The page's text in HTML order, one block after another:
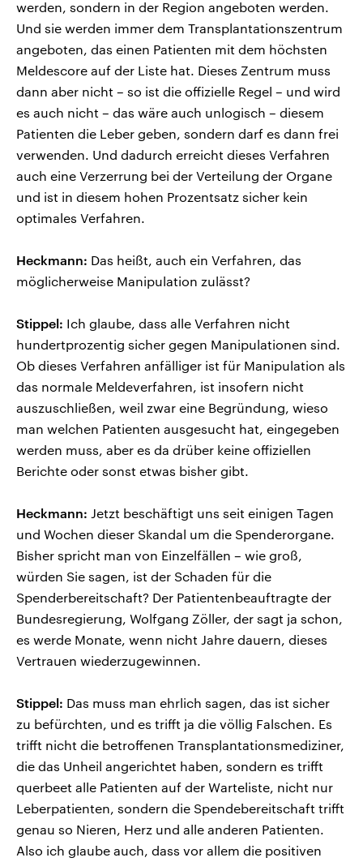
werden, sondern in der Region angeboten werden.
Und sie werden immer dem Transplantationszentrum
angeboten, das einen Patienten mit dem höchsten
Meldescore auf der Liste hat. Dieses Zentrum muss
dann aber nicht – so ist die offizielle Regel – und wird
es auch nicht – das wäre auch unlogisch – diesem
Patienten die Leber geben, sondern darf es dann frei
verwenden. Und dadurch erreicht dieses Verfahren
auch eine Verzerrung bei der Verteilung der Organe
und ist in diesem hohen Prozentsatz sicher kein
optimales Verfahren.
Heckmann: Das heißt, auch ein Verfahren, das
möglicherweise Manipulation zulässt?
Stippel: Ich glaube, dass alle Verfahren nicht
hundertprozentig sicher gegen Manipulationen sind.
Ob dieses Verfahren anfälliger ist für Manipulation als
das normale Meldeverfahren, ist insofern nicht
auszuschließen, weil zwar eine Begründung, wieso
man welchen Patienten ausgesucht hat, eingegeben
werden muss, aber es da drüber keine offiziellen
Berichte oder sonst etwas bisher gibt.
Heckmann: Jetzt beschäftigt uns seit einigen Tagen
und Wochen dieser Skandal um die Spenderorgane.
Bisher spricht man von Einzelfällen – wie groß,
würden Sie sagen, ist der Schaden für die
Spenderbereitschaft? Der Patientenbeauftragte der
Bundesregierung, Wolfgang Zöller, der sagt ja schon,
es werde Monate, wenn nicht Jahre dauern, dieses
Vertrauen wiederzugewinnen.
Stippel: Das muss man ehrlich sagen, das ist sicher
zu befürchten, und es trifft ja die völlig Falschen. Es
trifft nicht die betroffenen Transplantationsmediziner,
die das Unheil angerichtet haben, sondern es trifft
querbeet alle Patienten auf der Warteliste, nicht nur
Leberpatienten, sondern die Spendebereitschaft trifft
genau so Nieren, Herz und alle anderen Patienten.
Also ich glaube auch, dass vor allem die positiven